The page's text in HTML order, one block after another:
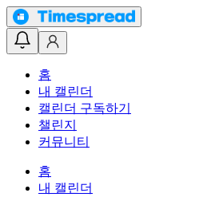
홈
내 캘린더
캘린더 구독하기
챌린지
커뮤니티
홈
내 캘린더